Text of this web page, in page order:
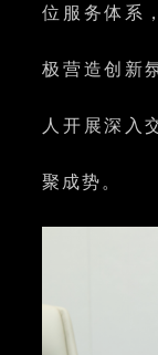
位服务体系
极营造创新
人开展深入
聚成势。